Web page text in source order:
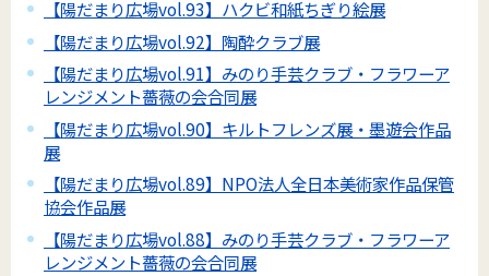
【陽だまり広場vol.93】ハクビ和紙ちぎり絵展
【陽だまり広場vol.92】陶酔クラブ展
【陽だまり広場vol.91】みのり手芸クラブ・フラワーア
レンジメント薔薇の会合同展
【陽だまり広場vol.90】キルトフレンズ展・墨遊会作品
展
【陽だまり広場vol.89】NPO法人全日本美術家作品保管
協会作品展
【陽だまり広場vol.88】みのり手芸クラブ・フラワーア
レンジメント薔薇の会合同展